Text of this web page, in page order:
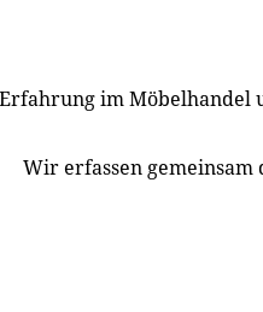
im Möbelhandel
Wir erfassen